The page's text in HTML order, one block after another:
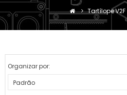
Tartílope
Organizar por: